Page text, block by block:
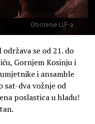
Otvorenje LLF-a
održava se od 21. do
Gornjem Kosinju i
i ansamble
sat-dva vožnje od
poslastica u hladu!